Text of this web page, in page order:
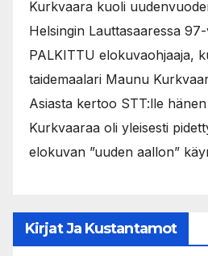
Kurkvaara kuoli
Helsingin Lauttasaaressa
PALKITTU elokuvaohjaaja,
taidemaalari Maunu
Asiasta kertoo STT:lle
Kurkvaaraa oli yleisesti
elokuvan ”uuden aallon”
Kirjat Ja Kustantamot